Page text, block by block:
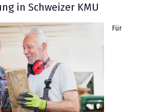
in Schweizer KMU
Für